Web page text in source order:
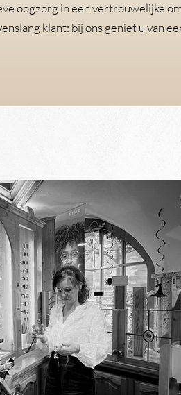
oogzorg in een vertrouwelijke
klant: bij ons geniet u van